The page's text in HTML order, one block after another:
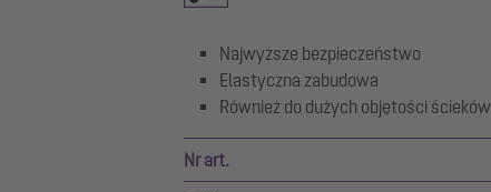
Najwyższe bezpieczeństwo
Elastyczna zabudowa
Również do dużych objętości ścieków
Nr art.